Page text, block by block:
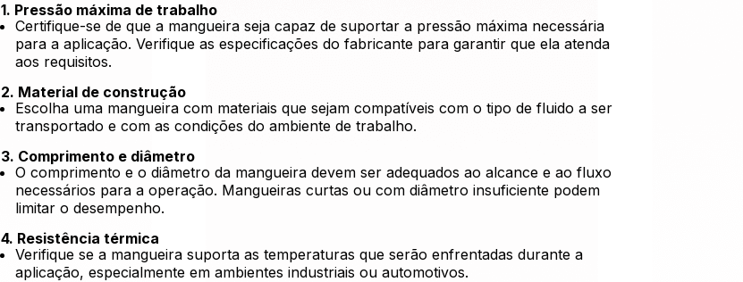
1. Pressão máxima de trabalho
Certifique-se de que a mangueira seja capaz de suportar a pressão máxima necessária
para a aplicação. Verifique as especificações do fabricante para garantir que ela atenda
aos requisitos.
2. Material de construção
Escolha uma mangueira com materiais que sejam compatíveis com o tipo de fluido a ser
transportado e com as condições do ambiente de trabalho.
3. Comprimento e diâmetro
O comprimento e o diâmetro da mangueira devem ser adequados ao alcance e ao fluxo
necessários para a operação. Mangueiras curtas ou com diâmetro insuficiente podem
limitar o desempenho.
4. Resistência térmica
Verifique se a mangueira suporta as temperaturas que serão enfrentadas durante a
aplicação, especialmente em ambientes industriais ou automotivos.